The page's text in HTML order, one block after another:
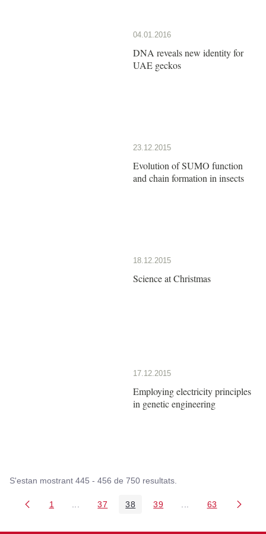
04.01.2016
DNA reveals new identity for
UAE geckos
23.12.2015
Evolution of SUMO function
and chain formation in insects
18.12.2015
Science at Christmas
17.12.2015
Employing electricity principles
in genetic engineering
S'estan mostrant 445 - 456 de 750 resultats.
Pàgina
1 Pàgines intermèdies Utilitzeu TAB per navegar.
Pàgina
37 Pàgina
38 Pàgina
39 PàginesPàgina
63